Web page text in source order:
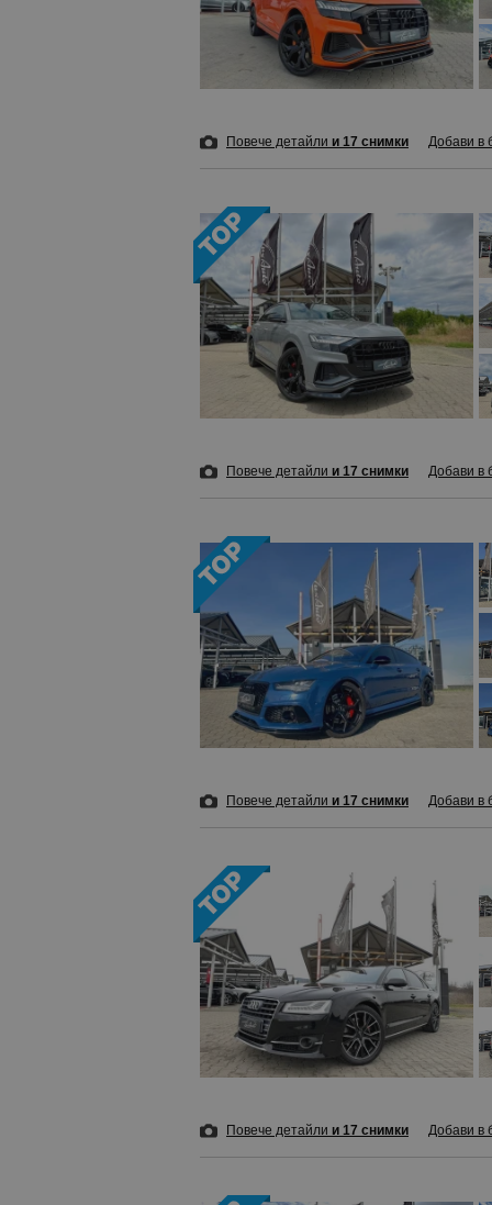
Повече детайли и 17 снимки Добави в
Повече детайли и 17 снимки Добави в
Повече детайли и 17 снимки Добави в
Повече детайли и 17 снимки Добави в